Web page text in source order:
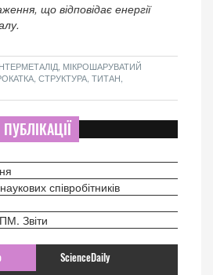
що відповідає енергії
МІКРОШАРУВАТИЙ
СТРУКТУРА, ТИТАН,
ПУБЛІКАЦІЇ
співробітників
Звіти
ScienceDaily